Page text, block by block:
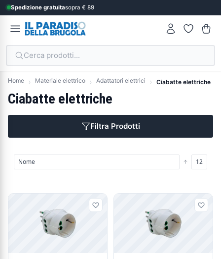
Spedizione gratuitasopra € 89
Cerca prodotti...
Home Materiale elettrico Adattatori elettrici Ciabatte elettriche
Ciabatte elettriche
Filtra Prodotti
Prodotti